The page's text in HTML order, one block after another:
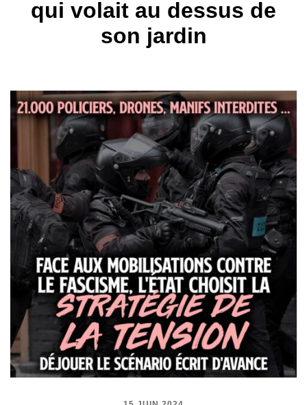
qui volait au dessus de
son jardin